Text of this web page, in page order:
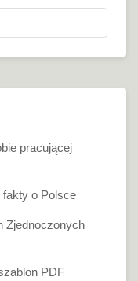
pracującej
o Polsce
Zjednoczonych
PDF